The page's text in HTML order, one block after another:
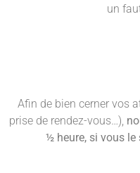
un
Afin de bien cerner vos
prise de rendez-vous…),
½ heure, si vous le